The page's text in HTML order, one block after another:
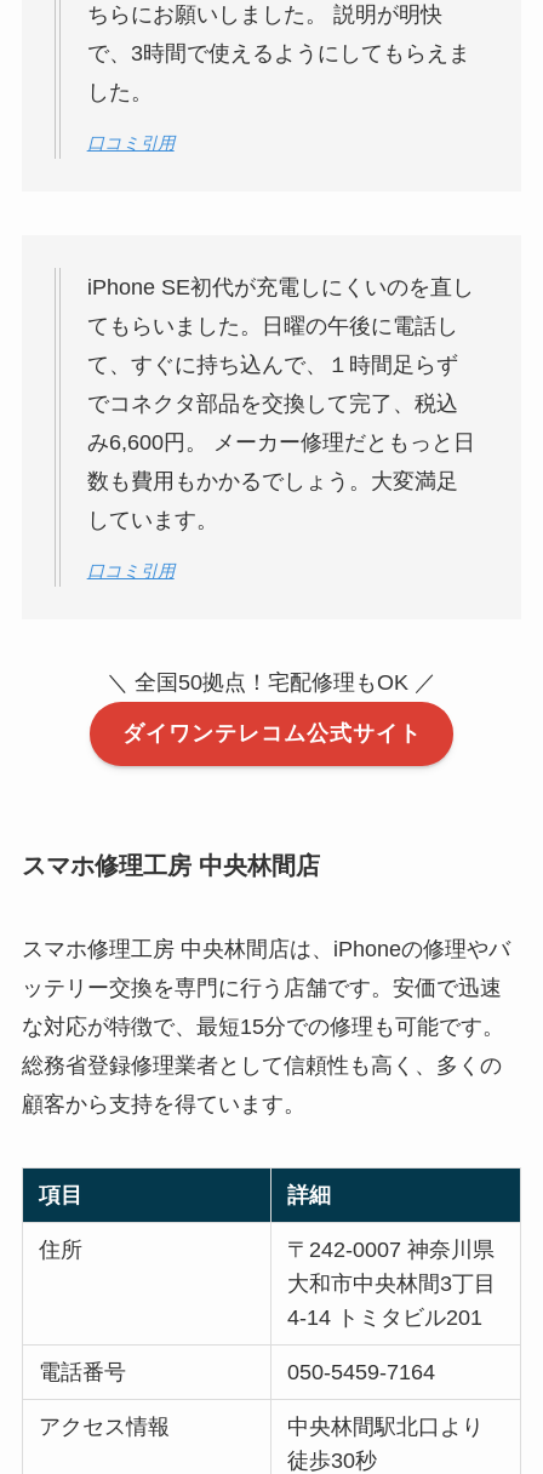
ちらにお願いしました。 説明が明快
で、3時間で使えるようにしてもらえま
した。
口コミ引用
iPhone SE初代が充電しにくいのを直し
てもらいました。日曜の午後に電話し
て、すぐに持ち込んで、１時間足らず
でコネクタ部品を交換して完了、税込
み6,600円。 メーカー修理だともっと日
数も費用もかかるでしょう。大変満足
しています。
口コミ引用
＼ 全国50拠点！宅配修理もOK ／
ダイワンテレコム公式サイト
スマホ修理工房 中央林間店
スマホ修理工房 中央林間店は、iPhoneの修理やバ
ッテリー交換を専門に行う店舗です。安価で迅速
な対応が特徴で、最短15分での修理も可能です。
総務省登録修理業者として信頼性も高く、多くの
顧客から支持を得ています。
項目 詳細
住所
〒242-0007 神奈川県
大和市中央林間3丁目
4-14 トミタビル201
電話番号 050-5459-7164
アクセス情報
中央林間駅北口より
徒歩30秒